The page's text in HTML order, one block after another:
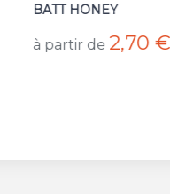
BATT HONEY
à partir de 2,70 € /pièce